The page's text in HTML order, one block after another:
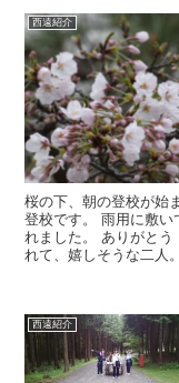
西遠紹介
桜の下、朝の登校が始
登校です。 雨用に敷い
れました。 ありがと
れて、嬉しそうな二人
西遠紹介